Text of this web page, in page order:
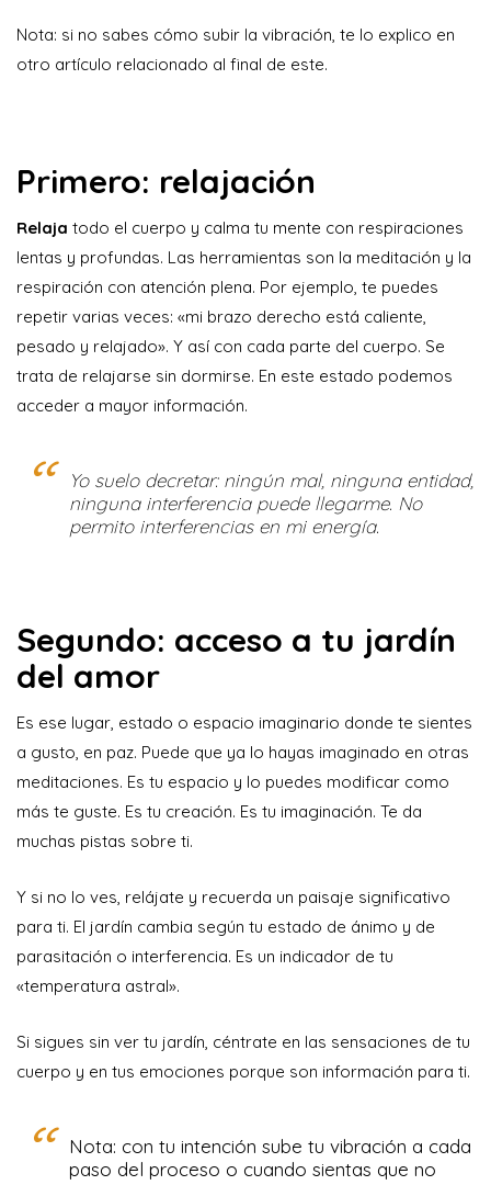
Nota: si no sabes cómo subir la vibración, te lo explico en
otro artículo relacionado al final de este.
Primero: relajación
Relaja todo el cuerpo y calma tu mente con respiraciones
lentas y profundas. Las herramientas son la meditación y la
respiración con atención plena. Por ejemplo, te puedes
repetir varias veces: «mi brazo derecho está caliente,
pesado y relajado». Y así con cada parte del cuerpo. Se
trata de relajarse sin dormirse. En este estado podemos
acceder a mayor información.
Yo suelo decretar: ningún mal, ninguna entidad,
ninguna interferencia puede llegarme. No
permito interferencias en mi energía.
Segundo: acceso a tu jardín
del amor
Es ese lugar, estado o espacio imaginario donde te sientes
a gusto, en paz. Puede que ya lo hayas imaginado en otras
meditaciones. Es tu espacio y lo puedes modificar como
más te guste. Es tu creación. Es tu imaginación. Te da
muchas pistas sobre ti.
Y si no lo ves, relájate y recuerda un paisaje significativo
para ti. El jardín cambia según tu estado de ánimo y de
parasitación o interferencia. Es un indicador de tu
«temperatura astral».
Si sigues sin ver tu jardín, céntrate en las sensaciones de tu
cuerpo y en tus emociones porque son información para ti.
Nota: con tu intención sube tu vibración a cada
paso del proceso o cuando sientas que no